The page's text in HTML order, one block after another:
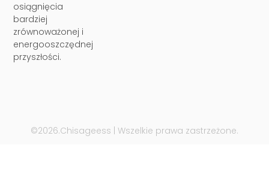
osiągnięcia
bardziej
zrównoważonej i
energooszczędnej
przyszłości.
©2026.Chisageess | Wszelkie prawa zastrzeżone.